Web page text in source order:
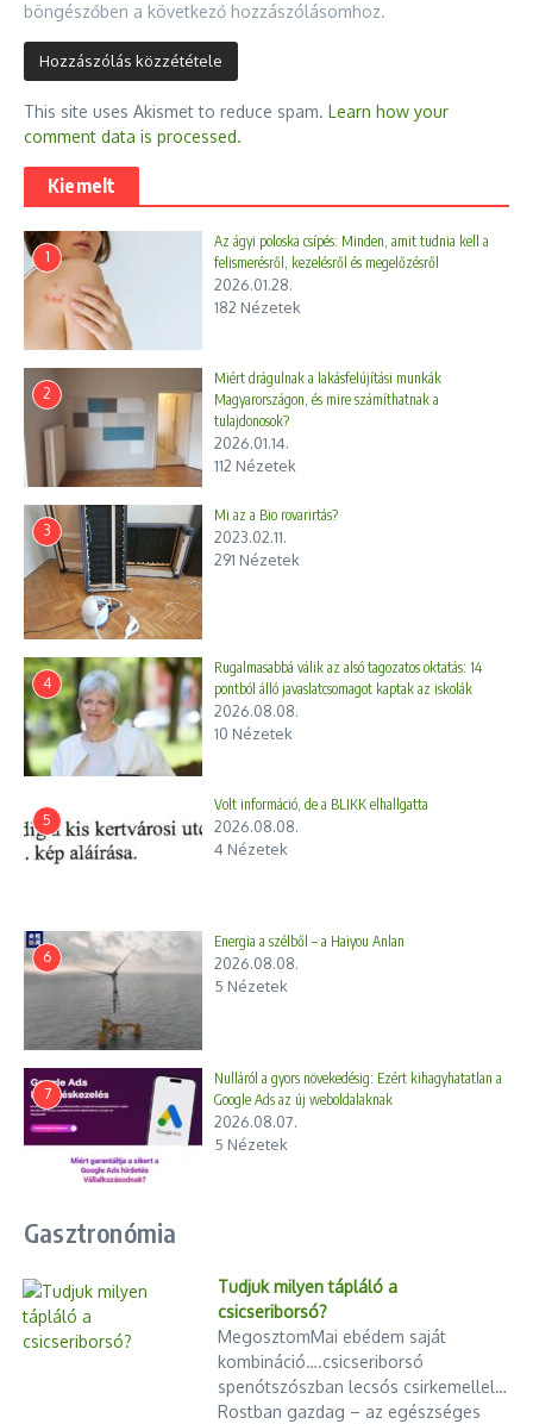
böngészőben a következő hozzászólásomhoz.
This site uses Akismet to reduce spam. Learn how your
comment data is processed.
Kiemelt
1
Az ágyi poloska csípés: Minden, amit tudnia kell a
felismerésről, kezelésről és megelőzésről
2026.01.28.
182 Nézetek
2
Miért drágulnak a lakásfelújítási munkák
Magyarországon, és mire számíthatnak a
tulajdonosok?
2026.01.14.
112 Nézetek
3
Mi az a Bio rovarirtás?
2023.02.11.
291 Nézetek
4
Rugalmasabbá válik az alsó tagozatos oktatás: 14
pontból álló javaslatcsomagot kaptak az iskolák
2026.08.08.
10 Nézetek
5
Volt információ, de a BLIKK elhallgatta
2026.08.08.
4 Nézetek
6
Energia a szélből – a Haiyou Anlan
2026.08.08.
5 Nézetek
7
Nulláról a gyors növekedésig: Ezért kihagyhatatlan a
Google Ads az új weboldalaknak
2026.08.07.
5 Nézetek
Gasztronómia
Tudjuk milyen tápláló a
csicseriborsó?
MegosztomMai ebédem saját
kombináció….csicseriborsó
spenótszószban lecsós csirkemellel…
Rostban gazdag – az egészséges